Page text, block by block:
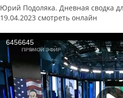
Юрий Подоляка. Дневная сводка
19.04.2023 смотреть онлайн